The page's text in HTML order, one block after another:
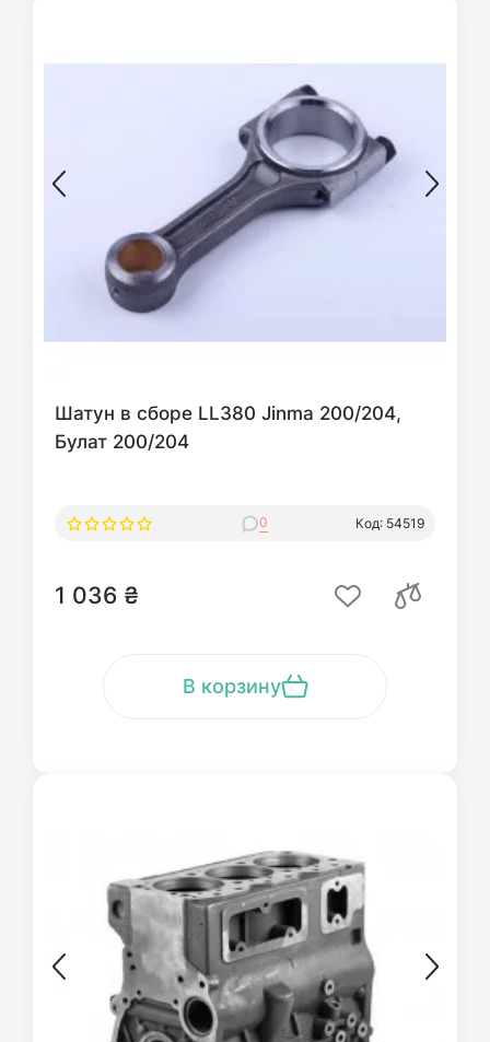
Шатун в сборе LL380 Jinma 200/204,
Булат 200/204
0 Код: 54519
1 036 ₴
В корзину